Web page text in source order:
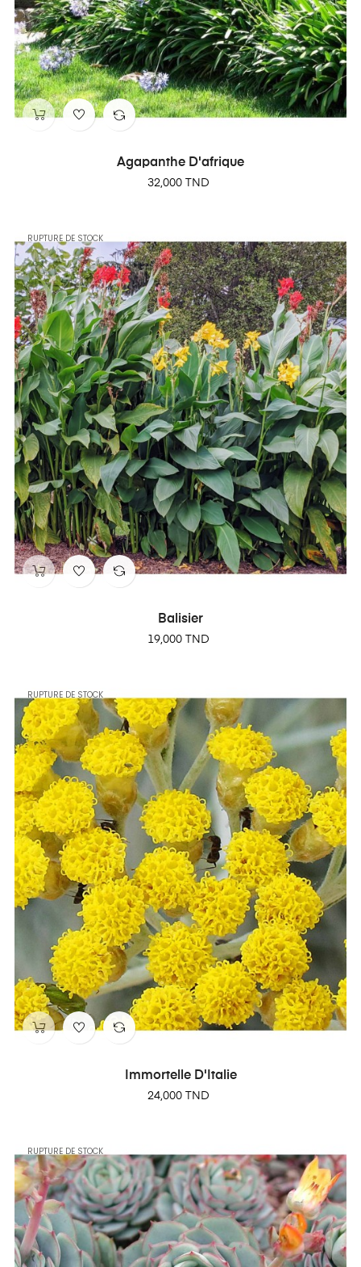
Agapanthe D'afrique
Prix
32,000 TND
RUPTURE DE STOCK
Balisier
Prix
19,000 TND
RUPTURE DE STOCK
Immortelle D'Italie
Prix
24,000 TND
RUPTURE DE STOCK